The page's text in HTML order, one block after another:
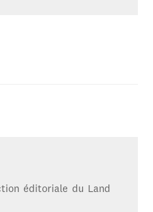
éditoriale du Land